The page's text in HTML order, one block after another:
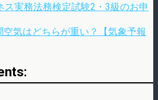
ス実務法務検定試験2・3級のお申
気はどちらが重い？【気象予報